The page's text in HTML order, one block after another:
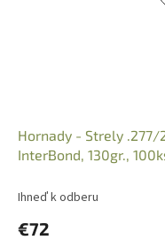
Hornady - Strely .277/
InterBond, 130gr.,
Ihneď k odberu
€72